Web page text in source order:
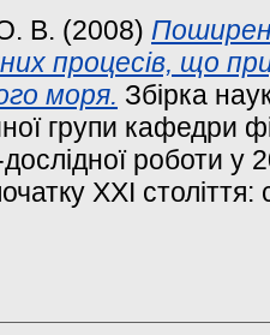
В. (2008)
процесів, що
моря. Збірка
групи кафедри
роботи у
XXI